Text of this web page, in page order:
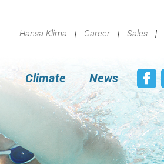
Hansa Klima Career Sales
Climate News